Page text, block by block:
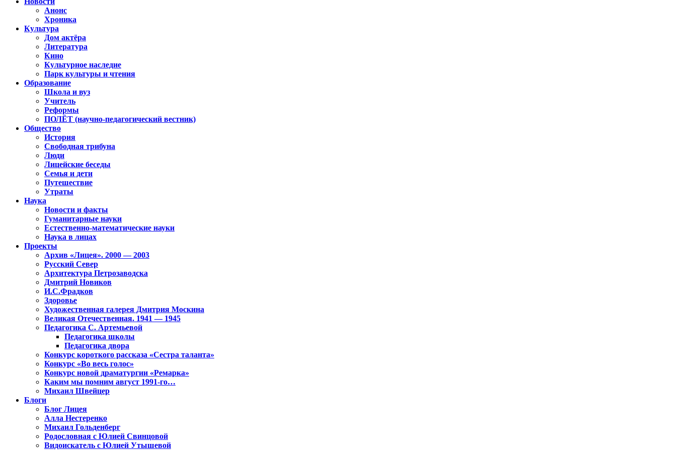
Анонс
Хроника
Культура
Дом актёра
Литература
Кино
Культурное наследие
Парк культуры и чтения
Образование
Школа и вуз
Учитель
Реформы
ПОЛЁТ (научно-педагогический вестник)
Общество
История
Свободная трибуна
Люди
Лицейские беседы
Семья и дети
Путешествие
Утраты
Наука
Новости и факты
Гуманитарные науки
Естественно-математические науки
Наука в лицах
Проекты
Архив «Лицея». 2000 — 2003
Русский Север
Архитектура Петрозаводска
Дмитрий Новиков
И.С.Фрадков
Здоровье
Художественная галерея Дмитрия Москина
Великая Отечественная. 1941 — 1945
Педагогика С. Артемьевой
Педагогика школы
Педагогика двора
Конкурс короткого рассказа «Сестра таланта»
Конкурс «Во весь голос»
Конкурс новой драматургии «Ремарка»
Каким мы помним август 1991-го…
Михаил Швейцер
Блоги
Блог Лицея
Алла Нестеренко
Михаил Гольденберг
Родословная с Юлией Свинцовой
Видоискатель с Юлией Утышевой